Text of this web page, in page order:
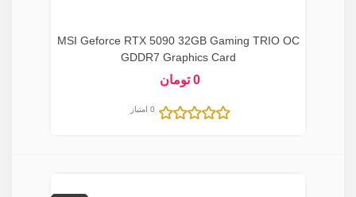
MSI Geforce RTX 5090 32GB Gaming TRIO OC
GDDR7 Graphics Card
0 تومان
0 امتیاز